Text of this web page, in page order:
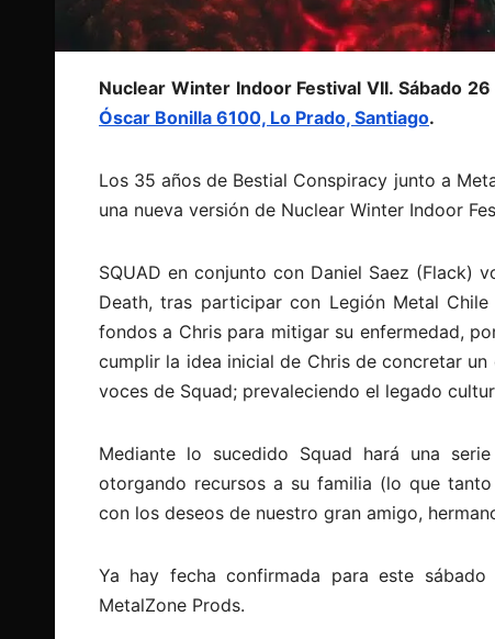
Nuclear Winter Indoor Festival VII. Sábado
Óscar Bonilla 6100, Lo Prado, Santiago.
Los 35 años de Bestial Conspiracy junto a
una nueva versión de Nuclear Winter Indoor
SQUAD en conjunto con Daniel Saez (Flack)
Death, tras participar con Legión Metal
fondos a Chris para mitigar su enfermedad,
cumplir la idea inicial de Chris de concretar
voces de Squad; prevaleciendo el legado
Mediante lo sucedido Squad hará una
otorgando recursos a su familia (lo que
con los deseos de nuestro gran amigo,
Ya hay fecha confirmada para este
MetalZone Prods.